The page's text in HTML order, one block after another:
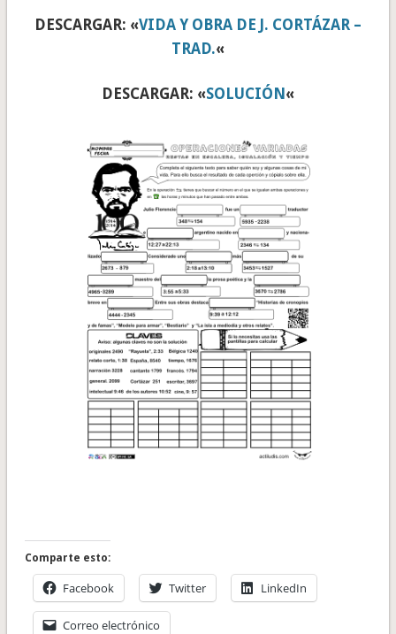
DESCARGAR: «VIDA Y OBRA DE J. CORTÁZAR –
TRAD.«
DESCARGAR: «SOLUCIÓN «
Comparte esto:
Facebook Twitter LinkedIn
Correo electrónico